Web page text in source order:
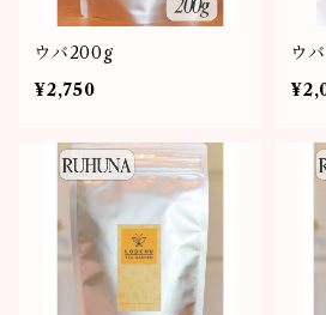
ウバ200g
¥2,750
ウ